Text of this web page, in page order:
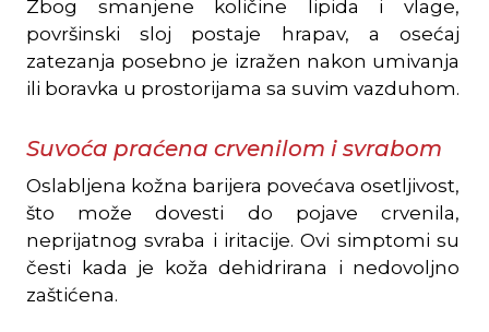
Zbog smanjene količine lipida i vlage,
površinski sloj postaje hrapav, a osećaj
zatezanja posebno je izražen nakon umivanja
ili boravka u prostorijama sa suvim vazduhom.
Suvoća praćena crvenilom i svrabom
Oslabljena kožna barijera povećava osetljivost,
što može dovesti do pojave crvenila,
neprijatnog svraba i iritacije. Ovi simptomi su
česti kada je koža dehidrirana i nedovoljno
zaštićena.